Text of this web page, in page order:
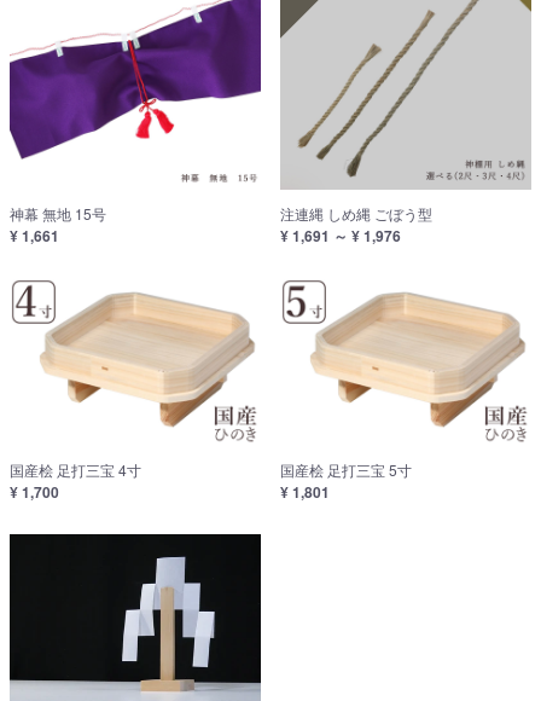
神幕 無地 15号
¥ 1,661
注連縄 しめ縄 ごぼう型
¥ 1,691 ～ ¥ 1,976
国産桧 足打三宝 4寸
¥ 1,700
国産桧 足打三宝 5寸
¥ 1,801